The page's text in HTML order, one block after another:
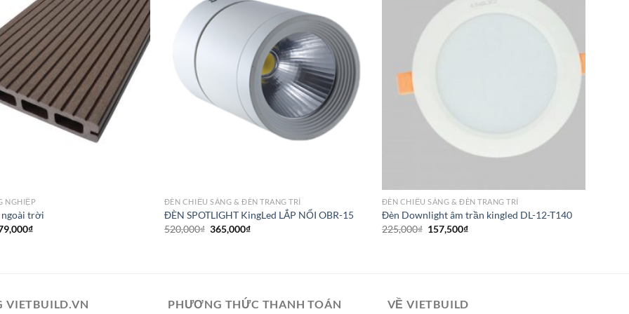
NGHIỆP
ngoài trời
₫Giá
ĐÈN CHIẾU SÁNG & ĐÈN TRANG TRÍ
ĐÈN SPOTLIGHT KingLed LẮP NỔI OBR-15
520,000₫ Giá
365,000₫Giá
ĐÈN CHIẾU SÁNG & ĐÈN TRANG TRÍ
Đèn Downlight âm trần kingled DL-12-T140
225,000₫ Giá
157,500₫Giá
VIETBUILD.VN PHƯƠNG THỨC THANH TOÁN VỀ VIETBUILD